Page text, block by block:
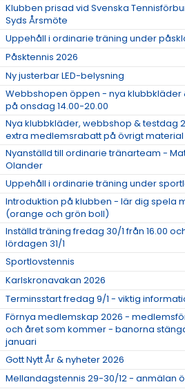
Klubben prisad vid Svenska
Syds Årsmöte
Uppehåll i ordinarie träning under
Påsktennis 2026
Ny justerbar LED-belysning
Webbshopen öppen - nya klubbkläder
på onsdag 14.00-20.00
Nya klubbkläder, webbshop & testdag
extra medlemsrabatt på övrigt material
Nyanställd till ordinarie tränarteam -
Olander
Uppehåll i ordinarie träning under
Introduktion på klubben - lär dig spela
(orange och grön boll)
Inställd träning fredag 30/1 från 16.00
lördagen 31/1
Sportlovstennis
Karlskronavakan 2026
Terminsstart fredag 9/1 - viktig
Förnya medlemskap 2026 -
och året som kommer - banorna
januari
Gott Nytt År & nyheter 2026
Mellandagstennis 29-30/12 - anmälan